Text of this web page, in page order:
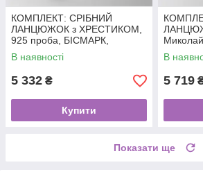
КОМПЛЕКТ: СРІБНИЙ
ЛАНЦЮЖОК з ХРЕСТИКОМ,
925 проба, БІСМАРК,
чорніння, 11.5 г + 3.5 г, 55 см
В наявності
5 332 ₴
Купити
проба,
г, 55 см
В
5 719
Показати ще